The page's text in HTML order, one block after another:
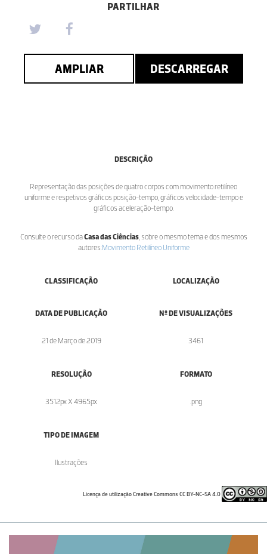
PARTILHAR
AMPLIAR DESCARREGAR
DESCRIÇÃO
Representação das posições de quatro corpos com movimento retilíneo
uniforme e respetivos gráficos posição-tempo, gráficos velocidade-tempo e
gráficos aceleração-tempo.
Consulte o recurso daCasa das Ciências, sobre o mesmo tema e dos mesmos
autores:Movimento Retilíneo Uniforme
CLASSIFICAÇÃO LOCALIZAÇÃO
DATA DE PUBLICAÇÃO
21 de Março de 2019
Nº DE VISUALIZAÇÕES
3461
RESOLUÇÃO
3512px X 4965px
FORMATO
.png
TIPO DE IMAGEM
Ilustrações
Licença de utilização Creative Commons CC BY-NC-SA 4.0